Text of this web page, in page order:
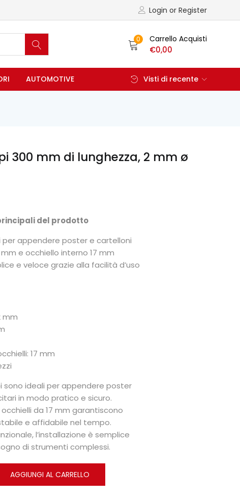
Login or Register
0 Carrello Acquisti
€0,00
AUTOMOTIVE Visti di recente
300 mm di lunghezza, 2 mm ø
del prodotto
per appendere poster e cartelloni
e occhiello interno 17 mm
e veloce grazie alla facilità d’uso
mm
17 mm
sono ideali per appendere poster
in modo pratico e sicuro.
da 17 mm garantiscono
e affidabile nel tempo.
l’installazione è semplice
di strumenti complessi.
AGGIUNGI AL CARRELLO